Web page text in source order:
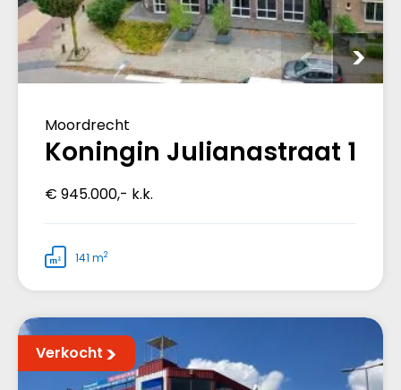
Moordrecht
Koningin Julianastraat 1
€ 945.000,- k.k.
141 m2
Verkocht